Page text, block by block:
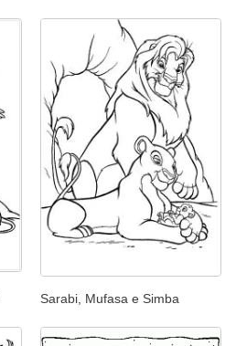
Sarabi, Mufasa e Simba